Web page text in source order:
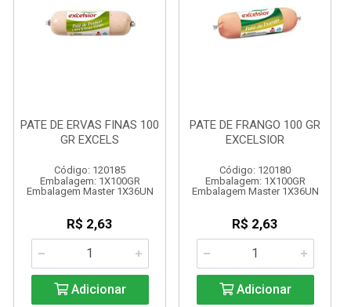
PATE DE ERVAS FINAS 100
GR EXCELS
Código: 120185
Embalagem: 1X100GR
Embalagem Master 1X36UN
R$ 2,63
Adicionar
PATE DE FRANGO 100 GR
EXCELSIOR
Código: 120180
Embalagem: 1X100GR
Embalagem Master 1X36UN
R$ 2,63
Adicionar